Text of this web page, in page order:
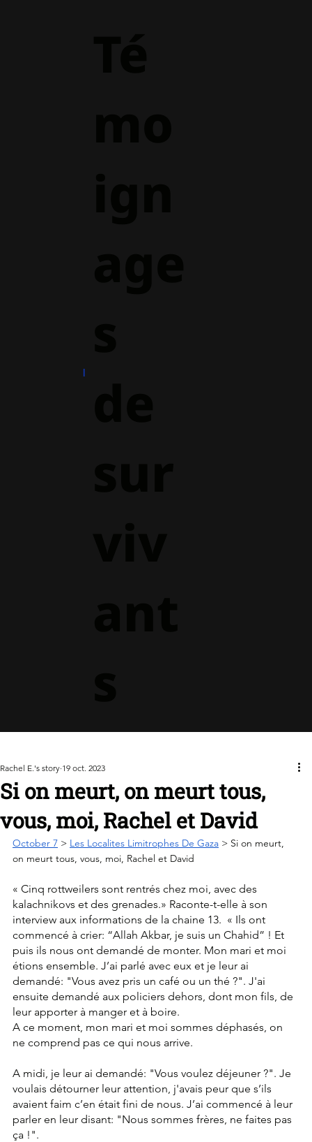
Si on meurt, on meurt tous,
vous, moi, Rachel et David
Rachel E.'s story 19 oct. 2023
October 7 > Les Localites Limitrophes De Gaza > Si on meurt,
on meurt tous, vous, moi, Rachel et David
« Cinq rottweilers sont rentrés chez moi, avec des
kalachnikovs et des grenades.» Raconte-t-elle à son
interview aux informations de la chaine 13.  « Ils ont
commencé à crier: “Allah Akbar, je suis un Chahid” ! Et
puis ils nous ont demandé de monter. Mon mari et moi
étions ensemble. J’ai parlé avec eux et je leur ai
demandé: "Vous avez pris un café ou un thé ?". J'ai
ensuite demandé aux policiers dehors, dont mon fils, de
leur apporter à manger et à boire.
A ce moment, mon mari et moi sommes déphasés, on
ne comprend pas ce qui nous arrive.
A midi, je leur ai demandé: "Vous voulez déjeuner ?". Je
voulais détourner leur attention, j'avais peur que s’ils
avaient faim c’en était fini de nous. J’ai commencé à leur
parler en leur disant: "Nous sommes frères, ne faites pas
ça !".